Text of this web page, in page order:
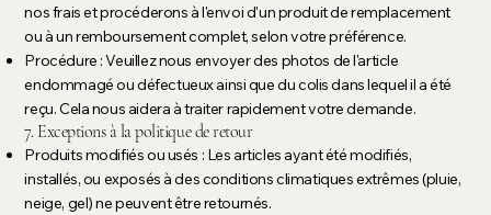
nos frais et procéderons à l'envoi d'un produit de remplacement
ou à un remboursement complet, selon votre préférence.
Procédure : Veuillez nous envoyer des photos de l'article
endommagé ou défectueux ainsi que du colis dans lequel il a été
reçu. Cela nous aidera à traiter rapidement votre demande.
7. Exceptions à la politique de retour
Produits modifiés ou usés : Les articles ayant été modifiés,
installés, ou exposés à des conditions climatiques extrêmes (pluie,
neige, gel) ne peuvent être retournés.